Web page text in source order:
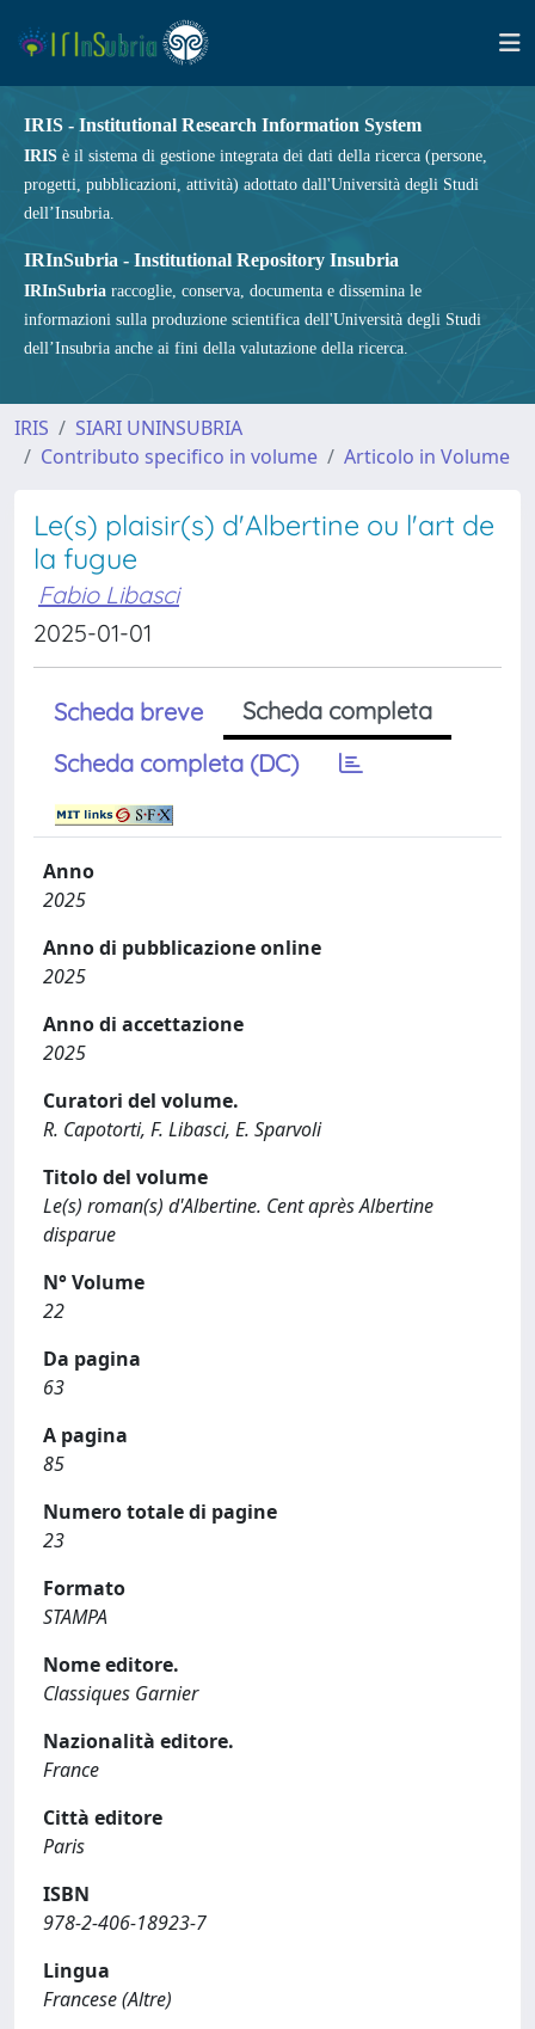
IRIS - Institutional Research Information System
IRIS è il sistema di gestione integrata dei dati della ricerca (persone,
progetti, pubblicazioni, attività) adottato dall'Università degli Studi
dell’Insubria.
IRInSubria - Institutional Repository Insubria
IRInSubria raccoglie, conserva, documenta e dissemina le
informazioni sulla produzione scientifica dell'Università degli Studi
dell’Insubria anche ai fini della valutazione della ricerca.
IRIS
SIARI UNINSUBRIA
Contributo specifico in volume
Articolo in Volume
Le(s) plaisir(s) d'Albertine ou l'art de
la fugue
Fabio Libasci
2025-01-01
Scheda breve
Scheda completa
Scheda completa (DC)
Anno
2025
Anno di pubblicazione online
2025
Anno di accettazione
2025
Curatori del volume.
R. Capotorti, F. Libasci, E. Sparvoli
Titolo del volume
Le(s) roman(s) d'Albertine. Cent après Albertine
disparue
N° Volume
22
Da pagina
63
A pagina
85
Numero totale di pagine
23
Formato
STAMPA
Nome editore.
Classiques Garnier
Nazionalità editore.
France
Città editore
Paris
ISBN
978-2-406-18923-7
Lingua
Francese (Altre)